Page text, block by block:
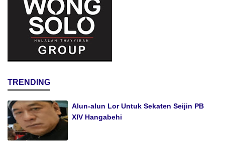
TRENDING
Alun-alun Lor Untuk Sekaten Seijin PB
XIV Hangabehi